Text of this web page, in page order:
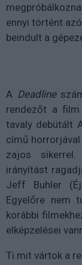
ennyi történt
beindult a
A Deadline
rendezőt a film
tavaly debütált
című
zajos
irányítást
Jeff Buhler
Egyelőre nem
korábbi
elképzelései
Ti mit vártok a